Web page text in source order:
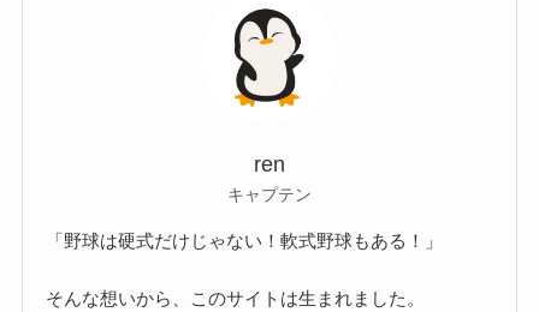
ren
キャプテン
「野球は硬式だけじゃない！軟式野球もある！」
そんな想いから、このサイトは生まれました。